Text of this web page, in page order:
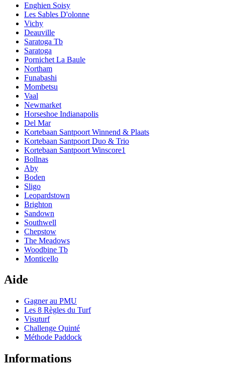
Enghien Soisy
Les Sables D'olonne
Vichy
Deauville
Saratoga Tb
Saratoga
Pornichet La Baule
Northam
Funabashi
Mombetsu
Vaal
Newmarket
Horseshoe Indianapolis
Del Mar
Kortebaan Santpoort Winnend & Plaats
Kortebaan Santpoort Duo & Trio
Kortebaan Santpoort Winscore1
Bollnas
Aby
Boden
Sligo
Leopardstown
Brighton
Sandown
Southwell
Chepstow
The Meadows
Woodbine Tb
Monticello
Aide
Gagner au PMU
Les 8 Règles du Turf
Visuturf
Challenge Quinté
Méthode Paddock
Informations